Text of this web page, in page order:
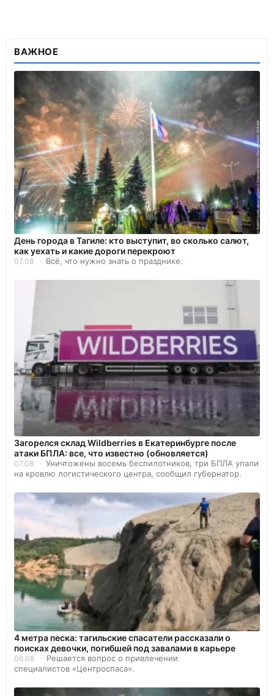
ВАЖНОЕ
День города в Тагиле: кто выступит, во сколько салют,
как уехать и какие дороги перекроют
07.08 Всё, что нужно знать о празднике.
Загорелся склад Wildberries в Екатеринбурге после
атаки БПЛА: все, что известно (обновляется)
07.08
Уничтожены восемь беспилотников, три БПЛА упали
на кровлю логистического центра, сообщил губернатор.
4 метра песка: тагильские спасатели рассказали о
поисках девочки, погибшей под завалами в карьере
06.08
Решается вопрос о привлечении
специалистов «Центроспаса».